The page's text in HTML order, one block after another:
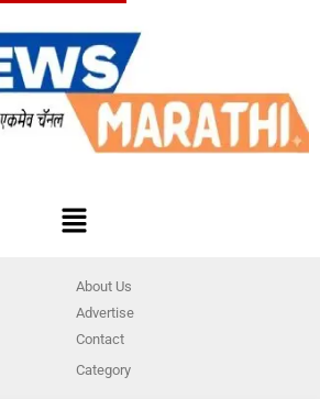
About Us
Advertise
Contact
Category